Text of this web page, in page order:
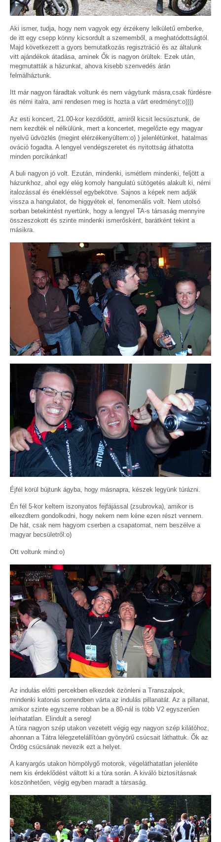
Aki ismer, tudja, hogy nem vagyok egy érzékeny lelkületű emberke,
de itt egy csepp könny kicsordult a szememből, a meghatódottságtól.
Majd következett a gyors bemutatkozás regisztráció és az általunk
vitt ajándékok átadása, aminek Ők is nagyon örültek. Ezek után,
megmutatták a házunkat, ahova kisebb szenvedés árán
felmálháztunk.
Itt már nagyon fáradtak voltunk és nem vágytunk másra,csak fürdésre
és némi italra, ami rendesen meg is hozta a várt eredményt:o))))
Az esti koncert, 21.00-kor kezdődött, amiről kicsit lecsúsztunk, de
nem kezdték el nélkülünk, mert a koncertet, megelőzte egy magyar
nyelvű üdvözlés (megint elérzékenyültem:o) ) jelenlétünket, hatalmas
ováció fogadta. A lengyel vendégszeretet és nyitottság áthatotta
minden porcikánkat!
A buli nagyon jó volt. Ezután, mindenki, ismétlem mindenki, feljött a
házunkhoz, ahol egy elég komoly hangulatú sütögetés alakult ki, némi
italozással és énekléssel egybekötve. Sajnos a képek nem adják
vissza a hangulatot, de higgyétek el, fenomenális volt. Nem utolsó
sorban betekintést nyertünk, hogy a lengyel TA-s társaság mennyire
összeszokott és szinte mindenki ismerősként, barátként tekint a
másikra.
Éjfél körül bújtunk ágyba, hogy másnapra, készek legyünk túrázni.
Én fél 5-kor keltem iszonyatos fejfájással (zsubrovka), amikor is
elkezdtem gondolkodni, hogy nekem nem kéne ezen részt vennem.
De hát, csak nem hagyom cserben a csapatomat, nem beszélve a
magyar becsületről:o)
Ott voltunk mind:o)
Az indulás előtti percekben elkezdek özönleni a Transzalpok,
mindenki katonás sorrendben várta az indulás pillanatát. Az a pillanat,
amikor szinte egyszerre robban be a 80-nál is több V2 egyszerűen
leírhatatlan. Elindult a sereg!
A túra nagyon szép utakon vezetett végig egy nagyon szép kilátóhoz,
ahonnan a Tátra lélegzetelállítóan gyönyörű csúcsait láthattuk. Ők az
Ördög csúcsának nevezik ezt a helyet.
A kanyargós utakon hömpölygő motorok, végeláthatatlan jelenléte
nem kis érdeklődést váltott ki a túra során. A kiváló biztosításnak
köszönhetően, végig egyben maradt a társaság.